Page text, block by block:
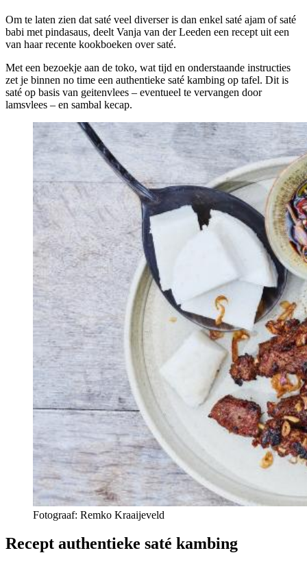
Om te laten zien dat saté veel diverser is dan enkel saté ajam of saté
babi met pindasaus, deelt Vanja van der Leeden een recept uit een
van haar recente kookboeken over saté.
Met een bezoekje aan de toko, wat tijd en onderstaande instructies
zet je binnen no time een authentieke saté kambing op tafel. Dit is
saté op basis van geitenvlees – eventueel te vervangen door
lamsvlees – en sambal kecap.
Fotograaf: Remko Kraaijeveld
Recept authentieke saté kambing